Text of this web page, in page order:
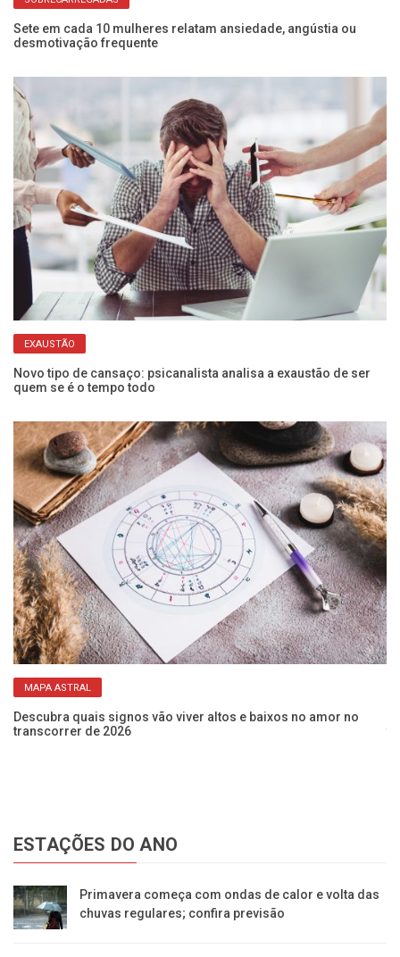
Sete em cada 10 mulheres relatam ansiedade, angústia ou
desmotivação frequente
EXAUSTÃO
Novo tipo de cansaço: psicanalista analisa a exaustão de ser
quem se é o tempo todo
MAPA ASTRAL
Descubra quais signos vão viver altos e baixos no amor no
transcorrer de 2026
ESTAÇÕES DO ANO
Primavera começa com ondas de calor e volta das
chuvas regulares; confira previsão